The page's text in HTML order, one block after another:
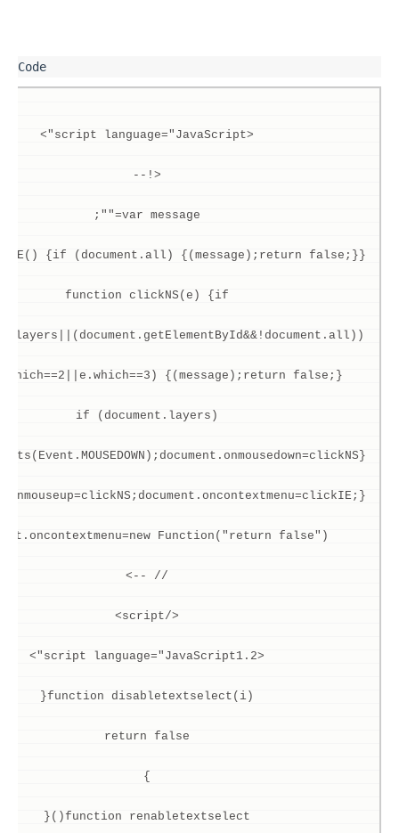
<script language="JavaScript">
<!--
var message="";
{if (document.all) {(message);return false;}}
function clickNS(e) {if
(document.layers||(document.getElementById&&!document.all)) {
{(message);return false;}}}
if (document.layers)
{document.captureEvents(Event.MOUSEDOWN);document.onmousedown=clickNS;}
Function("return false")
// -->
</script>
<script language="JavaScript1.2">
function disabletextselect(i){
return false
}
function renabletextselect(){